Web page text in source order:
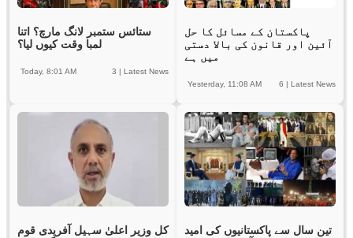
ستائس ستمبر لانگ مارچ؟ اتنا
لمبا وقت کیوں لیا؟
3 | Latest News
Today, 8:01 AM
پاکستان کے مسائل کا حل
آئین اور قانون کی بالا دستی
میں ہے
6 | Latest News
Yesterday, 11:08 AM
کل وزیر اعلیٰ سہیل آفریدی قوم
تین سال سے پاکستانیوں کی امید